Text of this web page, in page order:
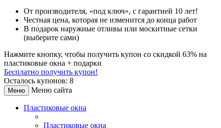
От производителя, «под ключ», с гарантией 10 лет!
Честная цена, которая не изменится до конца работ
В подарок наружные отливы или москитные сетки
(выберите сами)
Нажмите кнопку, чтобы получить купон со скидкой 63% на
пластиковые окна + подарки
Бесплатно получить купон!
Осталось купонов: 8
Меню Меню сайта
Пластиковые окна
Пластиковые окна